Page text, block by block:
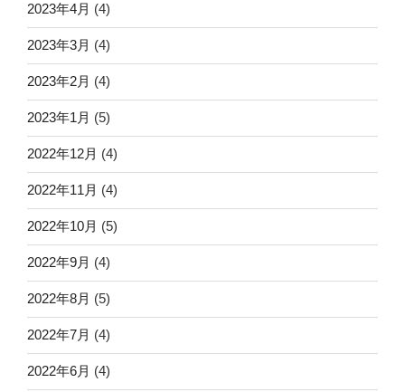
2023年4月 (4)
2023年3月 (4)
2023年2月 (4)
2023年1月 (5)
2022年12月 (4)
2022年11月 (4)
2022年10月 (5)
2022年9月 (4)
2022年8月 (5)
2022年7月 (4)
2022年6月 (4)